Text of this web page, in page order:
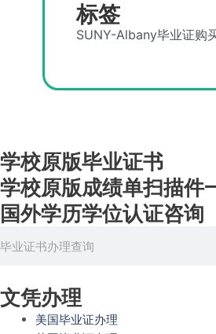
标签
SUNY-Albany毕业证购
学校原版毕业证书
学校原版成绩单扫描件
国外学历学位认证咨询
文凭办理
美国毕业证办理